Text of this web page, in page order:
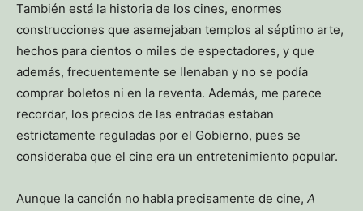
También está la historia de los cines, enormes
construcciones que asemejaban templos al séptimo arte,
hechos para cientos o miles de espectadores, y que
además, frecuentemente se llenaban y no se podía
comprar boletos ni en la reventa. Además, me parece
recordar, los precios de las entradas estaban
estrictamente reguladas por el Gobierno, pues se
consideraba que el cine era un entretenimiento popular.
Aunque la canción no habla precisamente de cine, A